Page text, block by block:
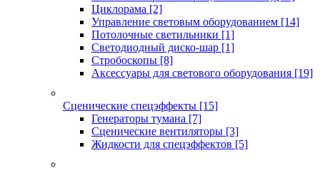
Циклорама [2]
Управление световым оборудованием [14]
Потолочные светильники [1]
Светодиодный диско-шар [1]
Стробоскопы [8]
Аксессуары для светового оборудования [19]
Сценические спецэффекты [15]
Генераторы тумана [7]
Сценические вентиляторы [3]
Жидкости для спецэффектов [5]